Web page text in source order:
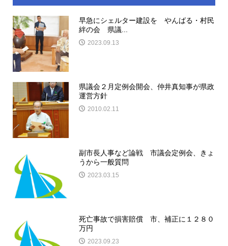
早急にシェルター建設を やんばる・村民
絆の会 県議...
2023.09.13
県議会２月定例会開会、仲井真知事が県政
運営方針
2010.02.11
副市長人事など論戦 市議会定例会、きょ
うから一般質問
2023.03.15
死亡事故で損害賠償 市、補正に１２８０
万円
2023.09.23